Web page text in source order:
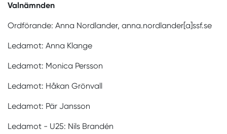
Valnämnden
Ordförande: Anna Nordlander, anna.nordlander[a]ssf.se
Ledamot: Anna Klange
Ledamot: Monica Persson
Ledamot: Håkan Grönvall
Ledamot: Pär Jansson
Ledamot - U25: Nils Brandén